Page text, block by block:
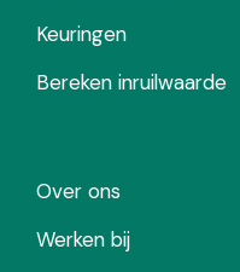
Keuringen
Bereken inruilwaarde
Over ons
Werken bij